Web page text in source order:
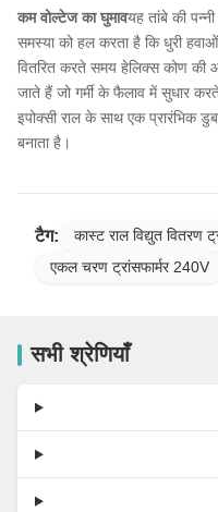
कम वोल्टेज का घुमावयह तांबे की पन्नी
समस्या को हल करता है कि धुरी
वितरित करते समय हेलिक्स कोण की
जाते हैं जो गर्मी के फैलाव में सुधार
इपोक्सी राल के साथ एक प्रारंभिक
बनाता है।
टैग:
कास्ट राल विद्युत वितरण
एकल चरण ट्रांसफार्मर 240V
सभी श्रेणियाँ